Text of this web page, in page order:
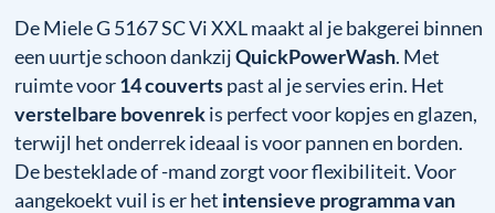
De Miele G 5167 SC Vi XXL maakt al je bakgerei binnen
een uurtje schoon dankzijQuickPowerWash. Met
ruimte voor14 couvertspast al je servies erin. Het
verstelbare bovenrekis perfect voor kopjes en glazen,
terwijl het onderrek ideaal is voor pannen en borden.
De besteklade of -mand zorgt voor flexibiliteit. Voor
aangekoekt vuil is er het intensieve programma van